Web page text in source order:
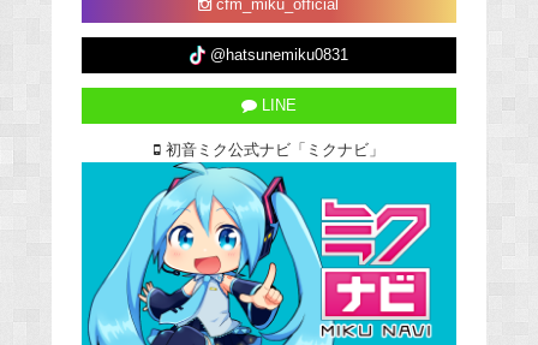
cfm_miku_official
@hatsunemiku0831
LINE
初音ミク公式ナビ「ミクナビ」